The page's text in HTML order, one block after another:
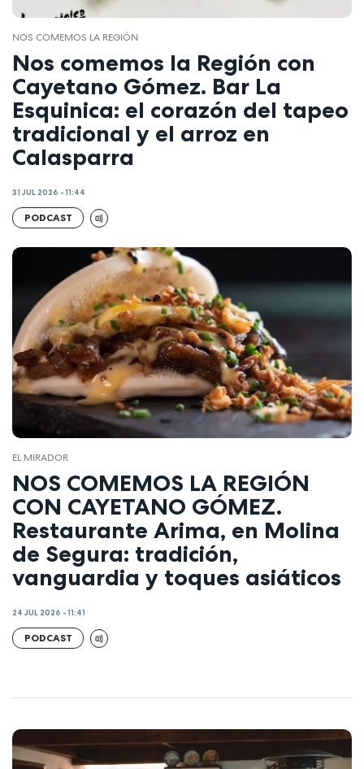
NOS COMEMOS LA REGIÓN
Nos comemos la Región con
Cayetano Gómez. Bar La
Esquinica: el corazón del tapeo
tradicional y el arroz en
Calasparra
31 JUL 2026 - 11:44
PODCAST
EL MIRADOR
NOS COMEMOS LA REGIÓN
CON CAYETANO GÓMEZ.
Restaurante Arima, en Molina
de Segura: tradición,
vanguardia y toques asiáticos
24 JUL 2026 - 11:41
PODCAST